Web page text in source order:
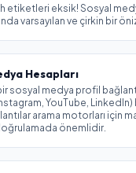
etiketleri eksik! Sosyal
varsayılan ve çirkin bir
Hesapları
sosyal medya profil
YouTube, LinkedIn)
arama motorları için
önemlidir.